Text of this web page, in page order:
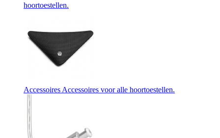
hoortoestellen.
Accessoires Accessoires voor alle hoortoestellen.